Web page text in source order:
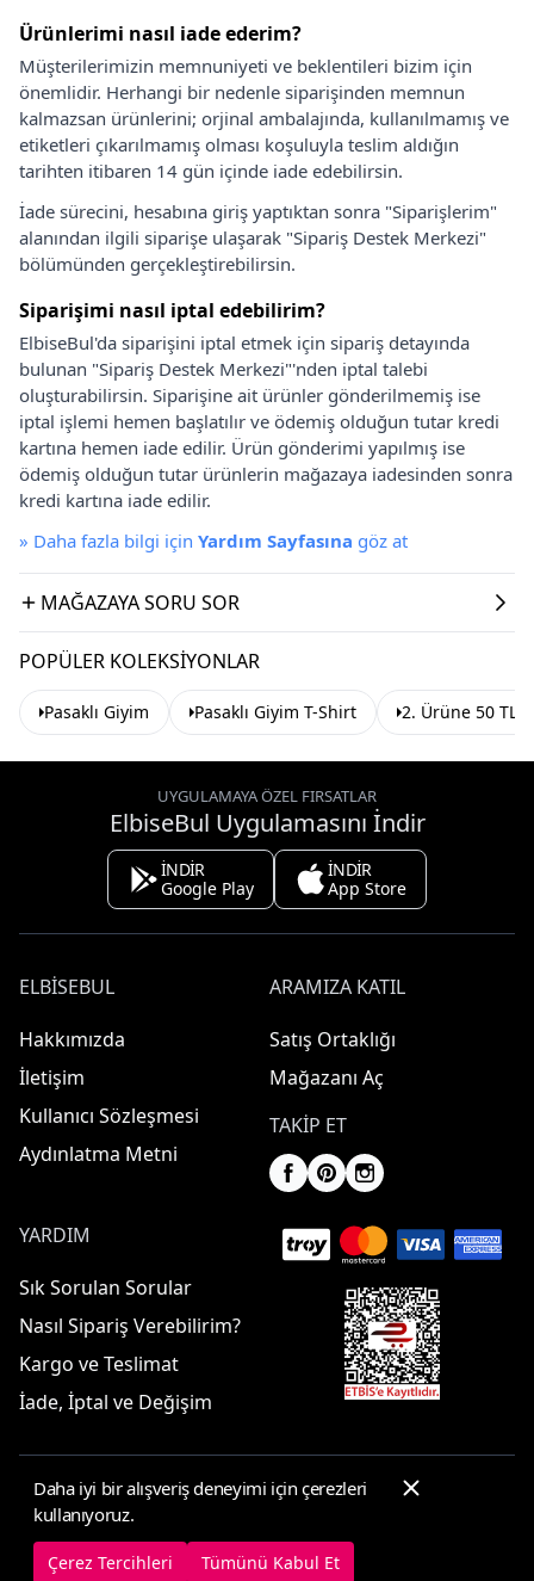
Ürünlerimi nasıl iade ederim?
Müşterilerimizin memnuniyeti ve beklentileri bizim için
önemlidir. Herhangi bir nedenle siparişinden memnun
kalmazsan ürünlerini; orjinal ambalajında, kullanılmamış ve
etiketleri çıkarılmamış olması koşuluyla teslim aldığın
tarihten itibaren 14 gün içinde iade edebilirsin.
İade sürecini, hesabına giriş yaptıktan sonra "Siparişlerim"
alanından ilgili siparişe ulaşarak "Sipariş Destek Merkezi"
bölümünden gerçekleştirebilirsin.
Siparişimi nasıl iptal edebilirim?
ElbiseBul'da siparişini iptal etmek için sipariş detayında
bulunan "Sipariş Destek Merkezi"'nden iptal talebi
oluşturabilirsin. Siparişine ait ürünler gönderilmemiş ise
iptal işlemi hemen başlatılır ve ödemiş olduğun tutar kredi
kartına hemen iade edilir. Ürün gönderimi yapılmış ise
ödemiş olduğun tutar ürünlerin mağazaya iadesinden sonra
kredi kartına iade edilir.
» Daha fazla bilgi için Yardım Sayfasına göz at
MAĞAZAYA SORU SOR
POPÜLER KOLEKSIYONLAR
Pasaklı Giyim Pasaklı Giyim T-Shirt 2. Ürüne 50 TL
UYGULAMAYA ÖZEL FIRSATLAR
ElbiseBul Uygulamasını İndir
İNDİR
Google Play
İNDİR
App Store
ELBISEBUL
Hakkımızda
İletişim
Kullanıcı Sözleşmesi
Aydınlatma Metni
ARAMIZA KATIL
Satış Ortaklığı
Mağazanı Aç
TAKIP ET
YARDIM
Sık Sorulan Sorular
Nasıl Sipariş Verebilirim?
Kargo ve Teslimat
İade, İptal ve Değişim
© 2025 ElbiseBul -
Çerez Tercihleri Çerez Politikası
Daha iyi bir alışveriş deneyimi için çerezleri
kullanıyoruz.
Çerez Tercihleri Tümünü Kabul Et